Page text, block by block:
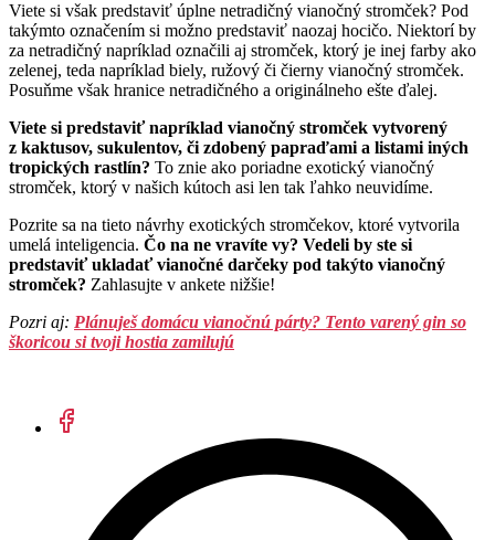
Viete si však predstaviť úplne netradičný vianočný stromček? Pod
takýmto označením si možno predstaviť naozaj hocičo. Niektorí by
za netradičný napríklad označili aj stromček, ktorý je inej farby ako
zelenej, teda napríklad biely, ružový či čierny vianočný stromček.
Posuňme však hranice netradičného a originálneho ešte ďalej.
Viete si predstaviť napríklad vianočný stromček vytvorený
z kaktusov, sukulentov, či zdobený papraďami a listami iných
tropických rastlín? To znie ako poriadne exotický vianočný
stromček, ktorý v našich kútoch asi len tak ľahko neuvidíme.
Pozrite sa na tieto návrhy exotických stromčekov, ktoré vytvorila
umelá inteligencia. Čo na ne vravíte vy? Vedeli by ste si
predstaviť ukladať vianočné darčeky pod takýto vianočný
stromček? Zahlasujte v ankete nižšie!
Pozri aj: ​ Plánuješ domácu vianočnú párty? Tento varený gin so
škoricou si tvoji hostia zamilujú